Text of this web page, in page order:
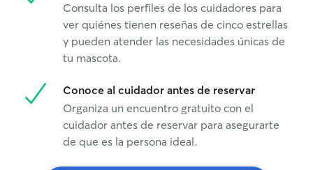
Consulta los perfiles de los cuidadores para
ver quiénes tienen reseñas de cinco estrellas
y pueden atender las necesidades únicas de
tu mascota.
Conoce al cuidador antes de reservar
Organiza un encuentro gratuito con el
cuidador antes de reservar para asegurarte
de que es la persona ideal.